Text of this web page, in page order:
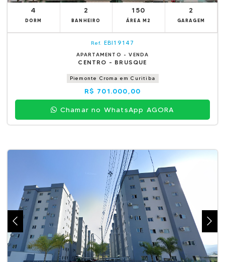
4
DORM
2
BANHEIRO
150
ÁREA M2
2
GARAGEM
Ref. EBI19147
APARTAMENTO - VENDA
CENTRO - BRUSQUE
Piemonte Croma em Curitiba
R$ 701.000,00
Chamar no WhatsApp AGORA